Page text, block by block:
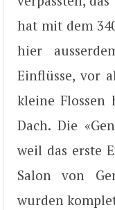
hat mit dem
hier
Einflüsse, vor
kleine Flossen
Dach. Die
weil das erste
Salon von
wurden